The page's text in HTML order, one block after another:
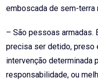
emboscada de sem-terra
– São pessoas armadas.
precisa ser detido, preso
intervenção determinada
responsabilidade, ou